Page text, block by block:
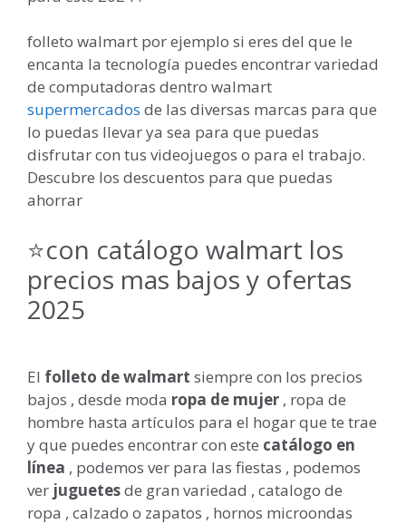
folleto walmart por ejemplo si eres del que le
encanta la tecnología puedes encontrar variedad
de computadoras dentro walmart
supermercados de las diversas marcas para que
lo puedas llevar ya sea para que puedas
disfrutar con tus videojuegos o para el trabajo.
Descubre los descuentos para que puedas
ahorrar
⭐con catálogo walmart los
precios mas bajos y ofertas
2025
El folleto de walmart siempre con los precios
bajos , desde moda ropa de mujer , ropa de
hombre hasta artículos para el hogar que te trae
y que puedes encontrar con este catálogo en
línea , podemos ver para las fiestas , podemos
ver juguetesde gran variedad , catalogo de
ropa , calzado o zapatos , hornos microondas